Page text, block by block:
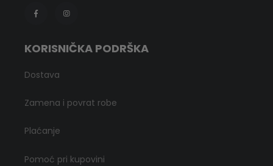
KORISNIČKA PODRŠKA
Dostava
Zamena i povrat robe
Plaćanje
Pomoć pri kupovini